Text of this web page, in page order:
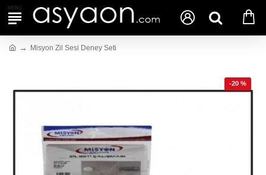
Misyon Zil Sesi Deney Seti
-20 %